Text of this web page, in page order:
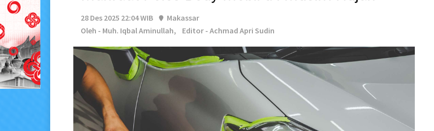
28 Des 2025 22:04 WIB
Makassar
Oleh - Muh. Iqbal Aminullah,
Editor - Achmad Apri Sudin